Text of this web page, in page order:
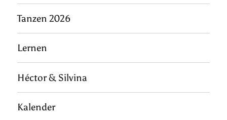
Tanzen 2026
Lernen
Héctor & Silvina
Kalender